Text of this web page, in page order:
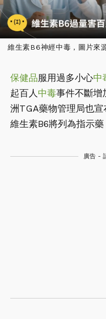
維生素B6神經中毒，圖片來
保健品服用過多小心中
起百人中毒事件不斷增
洲TGA藥物管理局也
維生素B6將列為指示
廣告 -